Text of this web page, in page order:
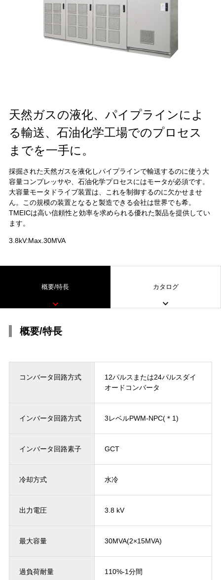
天然ガスの液化、パイプラインによ
る輸送、石油化学工場でのプロセス
までを一手に。
採掘された天然ガスを液化しパイプラインで輸送するのに使う大
容量コンプレッサや、石油化学プロセスにはモータが必須です。
大容量モータドライブ装置は、これを制御するのに欠かせませ
ん。この規模の装置となると製造できる会社は世界でも希。
TMEICは高い信頼性と効率を求められる優れた製品を提供してい
ます。
3.8kV:Max.30MVA
概要/特長 カタログ
概要/特長
コンバータ回路方式
12パルスまたは24パルスダイ
オードコンバータ
インバータ回路方式 3レベルPWM-NPC(＊1)
インバータ回路素子 GCT
冷却方式 水冷
出力電圧 3.8 kV
最大容量 30MVA(2×15MVA)
過負荷耐量 110%-1分間